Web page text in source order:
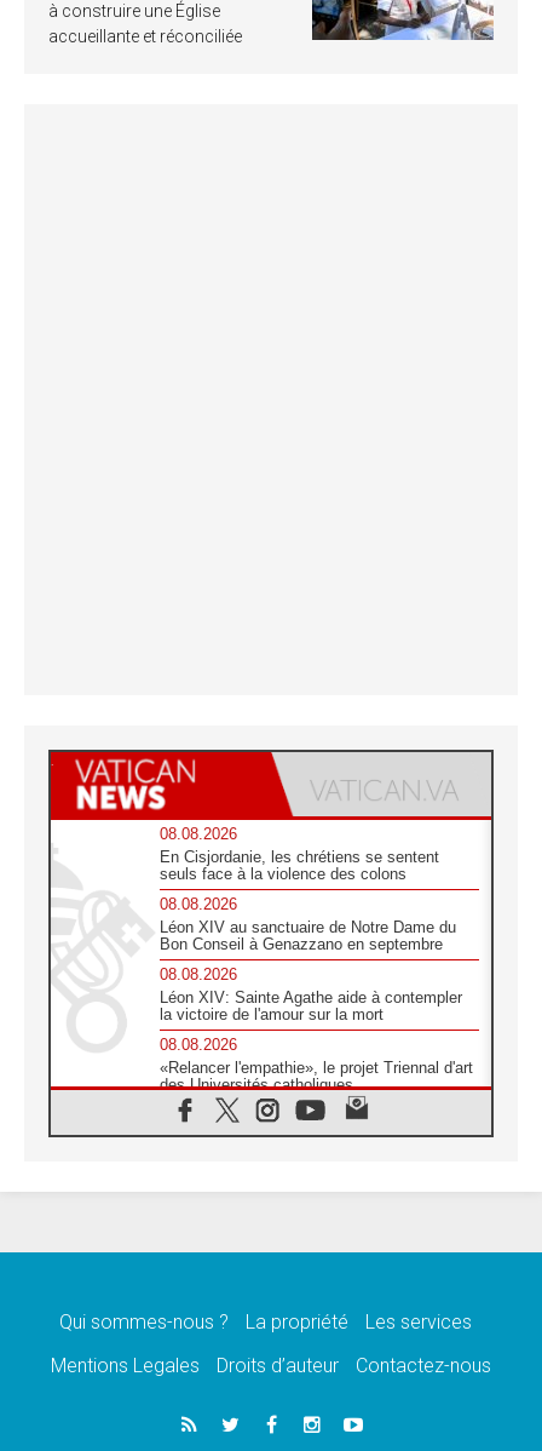
à construire une Église
accueillante et réconciliée
08.08.2026
En Cisjordanie, les chrétiens se sentent
seuls face à la violence des colons
08.08.2026
Léon XIV au sanctuaire de Notre Dame du
Bon Conseil à Genazzano en septembre
08.08.2026
Léon XIV: Sainte Agathe aide à contempler
la victoire de l'amour sur la mort
08.08.2026
«Relancer l'empathie», le projet Triennal d'art
des Universités catholiques
08.08.2026
Signis 2026, donner la parole aux religieuses
07.08.2026
07.08.2026
de l'Assomption et mémoire nationale
«La paix commence par l'empathie» estime
le cardinal Parolin
Qui sommes-nous ? La propriété
Les services
Mentions Legales
Droits d’auteur Contactez-nous